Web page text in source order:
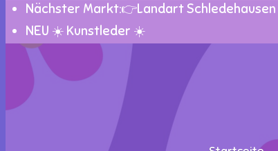
Nächster Markt:👉Landart Schledehausen
NEU ☀️ Kunstleder ☀️